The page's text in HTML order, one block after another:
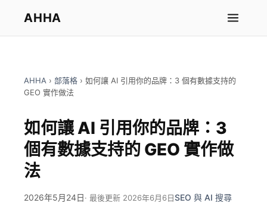
AHHA
AHHA › 部落格 › 如何讓 AI 引用你的品牌：3 個有數據支持的
GEO 實作做法
如何讓 AI 引用你的品牌：3
個有數據支持的 GEO 實作做
法
2026年5月24日· 最後更新 2026年6月6日SEO 與 AI 搜尋